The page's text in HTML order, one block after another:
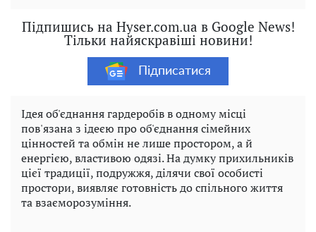
Підпишись на Hyser.com.ua в Google News!
Тільки найяскравіші новини!
Підписатися
Ідея об'єднання гардеробів в одному місці
пов'язана з ідеєю про об'єднання сімейних
цінностей та обмін не лише простором, а й
енергією, властивою одязі. На думку прихильників
цієї традиції, подружжя, ділячи свої особисті
простори, виявляє готовність до спільного життя
та взаєморозуміння.